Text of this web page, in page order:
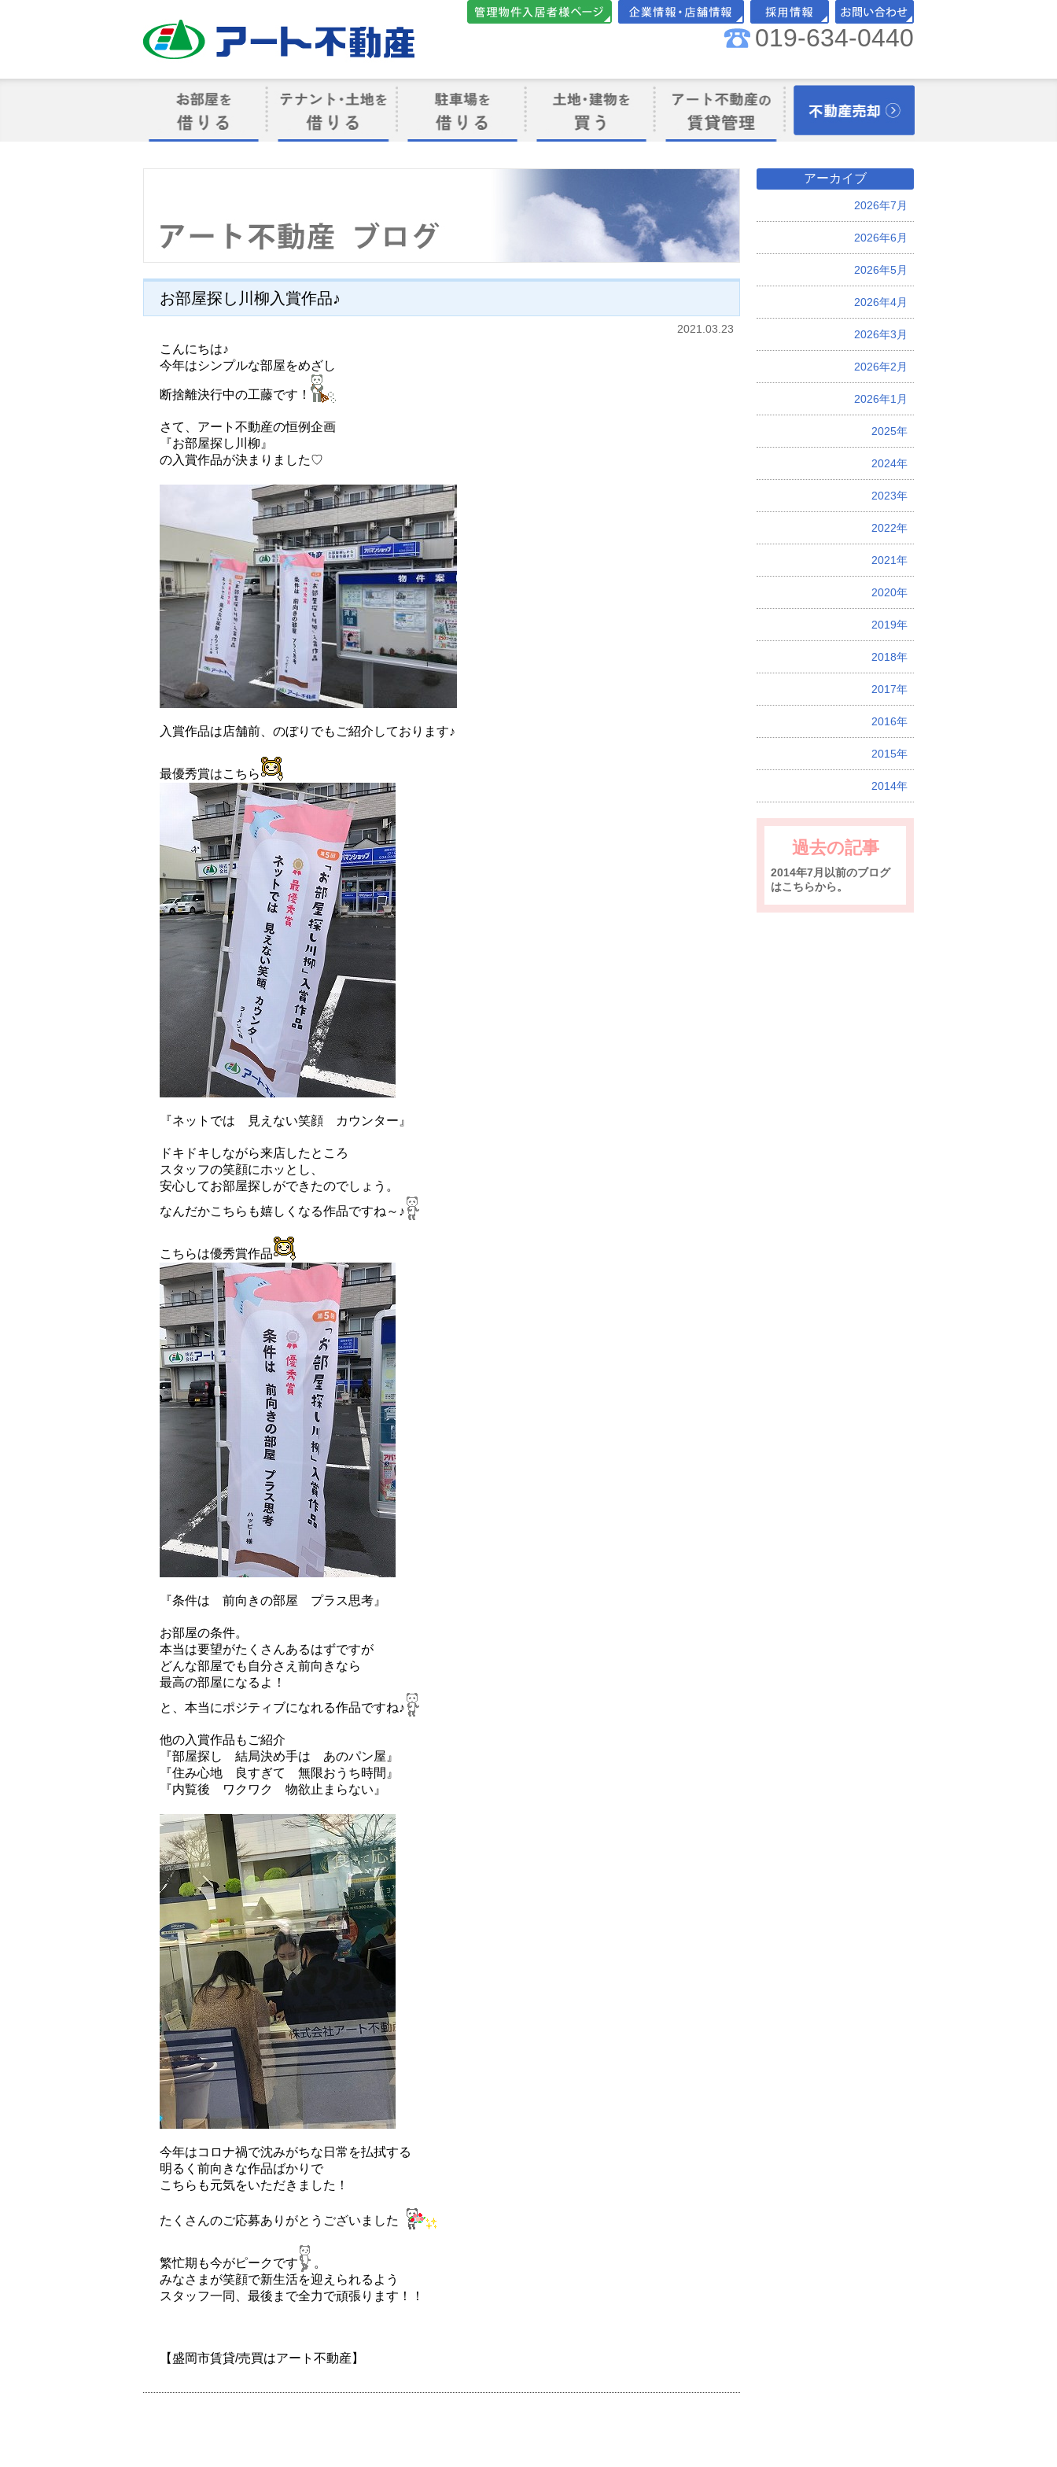
会社案内・店舗情報 採用情報 お問い合わせ
019-634-0440
け
お部屋探し川柳入賞作品♪
2021.03.23
こんにちは♪
今年はシンプルな部屋をめざし
断捨離決行中の工藤です！
さて、アート不動産の恒例企画
『お部屋探し川柳』
の入賞作品が決まりました♡
入賞作品は店舗前、のぼりでもご紹介しております♪
最優秀賞はこちら
『ネットでは 見えない笑顔 カウンター』
ドキドキしながら来店したところ
スタッフの笑顔にホッとし、
安心してお部屋探しができたのでしょう。
なんだかこちらも嬉しくなる作品ですね～♪
こちらは優秀賞作品
『条件は 前向きの部屋 プラス思考』
お部屋の条件。
本当は要望がたくさんあるはずですが
どんな部屋でも自分さえ前向きなら
最高の部屋になるよ！
と、本当にポジティブになれる作品ですね♪
他の入賞作品もご紹介
『部屋探し 結局決め手は あのパン屋』
『住み心地 良すぎて 無限おうち時間』
『内覧後 ワクワク 物欲止まらない』
今年はコロナ禍で沈みがちな日常を払拭する
明るく前向きな作品ばかりで
こちらも元気をいただきました！
たくさんのご応募ありがとうございました
繁忙期も今がピークです
。
みなさまが笑顔で新生活を迎えられるよう
スタッフ一同、最後まで全力で頑張ります！！
【盛岡市賃貸/売買はアート不動産】
アーカイブ
2026年7月
2026年6月
2026年5月
2026年4月
2026年3月
2026年2月
2026年1月
2025年
2024年
2023年
2022年
2021年
2020年
2019年
2018年
2017年
2016年
2015年
2014年
過去の記事
2014年7月以前のブログ
はこちらから。